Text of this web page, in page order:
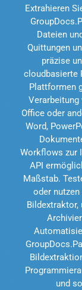
Extrahieren
Dateien
Quittungen
präzise
cloudbasierte
Plattformen
Verarbeitung
Office oder
Word,
Workflows zur
API
Maßstab.
oder nutzen
Bildextraktor,
und